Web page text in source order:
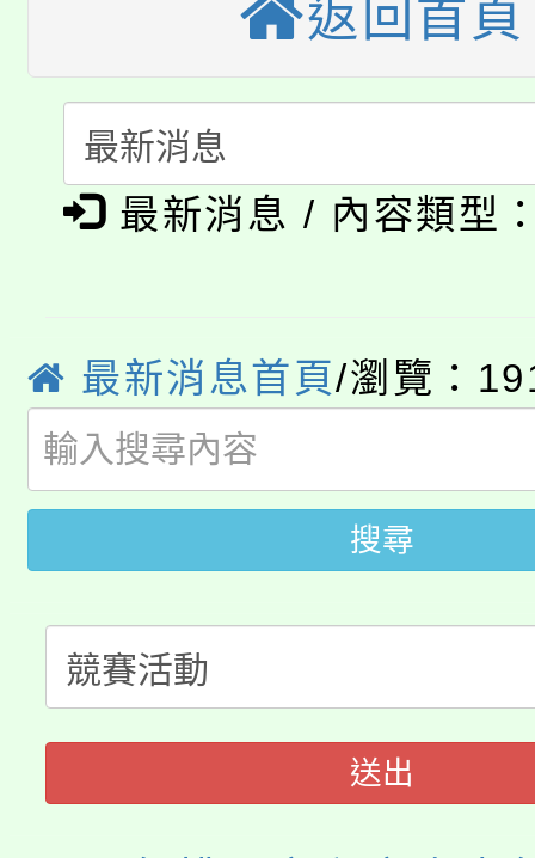
115年食農教育專業人
程
「本色祭」8/29、30在
場熱烈登場!
8/21下午1時於龍潭區
徵才活動。
YOUNG桃局內行報名
田徑場及游泳池舉行。
桃園市低收入戶享有免
視費優惠，中低收入戶
半價優惠，詳情可洽有
大園自造教育及科技中
份教師增能研習
大溪自造教育及科技中
份教師研習
淨零綠生活教案入校路
會
115年食農教育專業人
程
返回首頁
最新消息 / 內容類型
最新消息首頁/瀏覽：
搜尋
送出